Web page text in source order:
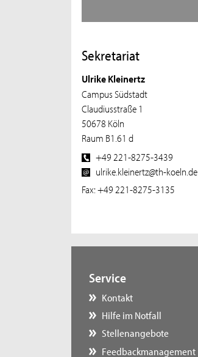
Sekretariat
Ulrike Kleinertz
Campus Südstadt
Claudiusstraße 1
50678 Köln
Raum B1.61 d
+49 221-8275-3439
ulrike.kleinertz@th-koeln.de
Fax: +49 221-8275-3135
Service
Kontakt
Hilfe im Notfall
Stellenangebote
Feedbackmanagement